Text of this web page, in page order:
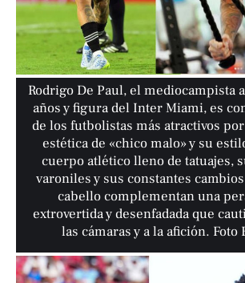
Rodrigo De Paul, el mediocampista
años y figura del Inter Miami, es
de los futbolistas más atractivos
estética de «chico malo» y su
cuerpo atlético lleno de tatuajes,
varoniles y sus constantes
cabello complementan una
extrovertida y desenfadada que
las cámaras y a la afición. Foto